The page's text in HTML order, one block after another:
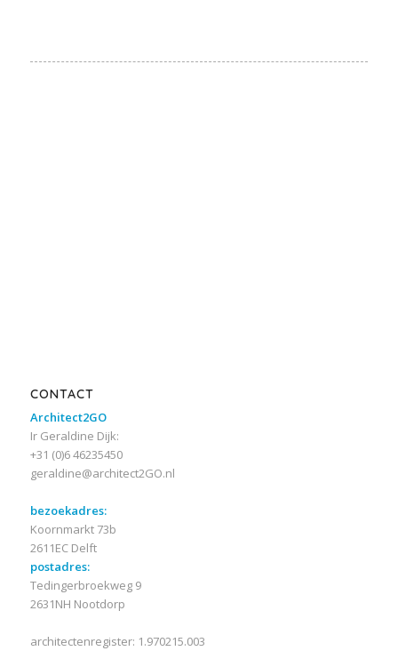
CONTACT
Architect2GO
Ir Geraldine Dijk:
+31 (0)6 46235450
geraldine@architect2GO.nl
bezoekadres:
Koornmarkt 73b
2611EC Delft
postadres:
Tedingerbroekweg 9
2631NH Nootdorp
architectenregister: 1.970215.003